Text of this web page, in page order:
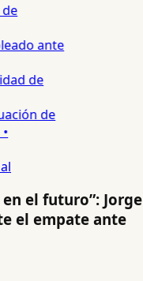
ante
de
de
el futuro”: Jorge
el empate ante